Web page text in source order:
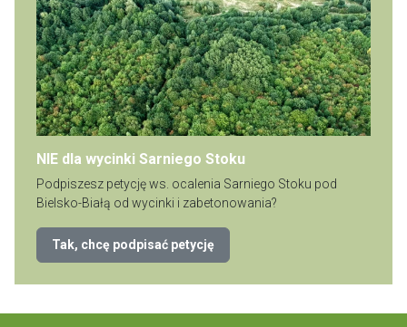
NIE dla wycinki Sarniego Stoku
Podpiszesz petycję ws. ocalenia Sarniego Stoku pod
Bielsko-Białą od wycinki i zabetonowania?
Tak, chcę podpisać petycję